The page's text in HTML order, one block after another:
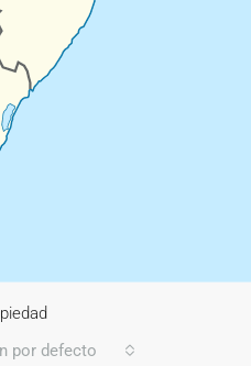
por defecto